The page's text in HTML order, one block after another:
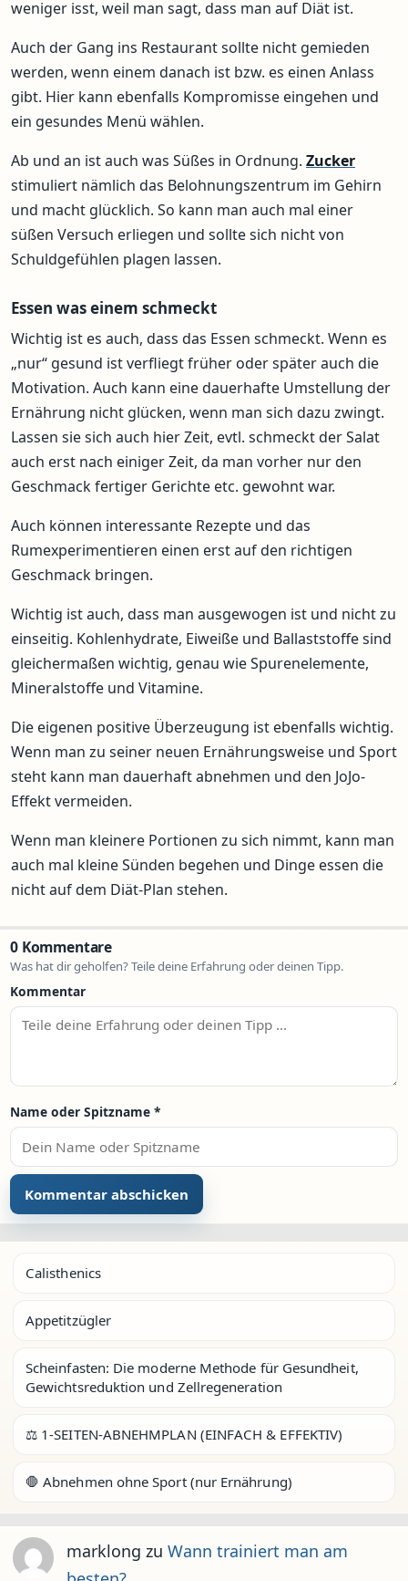
weniger isst, weil man sagt, dass man auf Diät ist.
Auch der Gang ins Restaurant sollte nicht gemieden
werden, wenn einem danach ist bzw. es einen Anlass
gibt. Hier kann ebenfalls Kompromisse eingehen und
ein gesundes Menü wählen.
Ab und an ist auch was Süßes in Ordnung. Zucker
stimuliert nämlich das Belohnungszentrum im Gehirn
und macht glücklich. So kann man auch mal einer
süßen Versuch erliegen und sollte sich nicht von
Schuldgefühlen plagen lassen.
Essen was einem schmeckt
Wichtig ist es auch, dass das Essen schmeckt. Wenn es
„nur“ gesund ist verfliegt früher oder später auch die
Motivation. Auch kann eine dauerhafte Umstellung der
Ernährung nicht glücken, wenn man sich dazu zwingt.
Lassen sie sich auch hier Zeit, evtl. schmeckt der Salat
auch erst nach einiger Zeit, da man vorher nur den
Geschmack fertiger Gerichte etc. gewohnt war.
Auch können interessante Rezepte und das
Rumexperimentieren einen erst auf den richtigen
Geschmack bringen.
Wichtig ist auch, dass man ausgewogen ist und nicht zu
einseitig. Kohlenhydrate, Eiweiße und Ballaststoffe sind
gleichermaßen wichtig, genau wie Spurenelemente,
Mineralstoffe und Vitamine.
Die eigenen positive Überzeugung ist ebenfalls wichtig.
Wenn man zu seiner neuen Ernährungsweise und Sport
steht kann man dauerhaft abnehmen und den JoJo-
Effekt vermeiden.
Wenn man kleinere Portionen zu sich nimmt, kann man
auch mal kleine Sünden begehen und Dinge essen die
nicht auf dem Diät-Plan stehen.
0 Kommentare
Was hat dir geholfen? Teile deine Erfahrung oder deinen Tipp.
Kommentar
Name oder Spitzname *
Calisthenics
Appetitzügler
Scheinfasten: Die moderne Methode für Gesundheit,
Gewichtsreduktion und Zellregeneration
⚖️ 1-SEITEN-ABNEHMPLAN (EINFACH & EFFEKTIV)
🛑 Abnehmen ohne Sport (nur Ernährung)
marklong zu Wann trainiert man am